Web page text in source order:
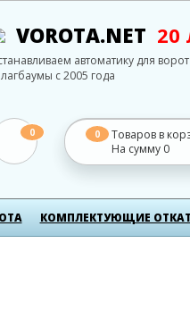
VOROTA.NET 20
автоматику для
с 2005 года
0 0
Товаров в
На сумму 0
КОМПЛЕКТУЮЩИЕ